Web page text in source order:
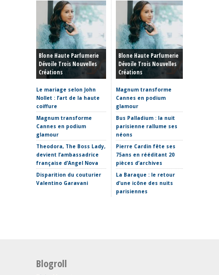
Blone Haute Parfumerie
Dévoile Trois Nouvelles
Créations
Le mariage selon John
Nollet : l’art de la haute
coiffure
Magnum transforme
Cannes en podium
glamour
Theodora, The Boss Lady,
devient l’ambassadrice
française d’Angel Nova
Disparition du couturier
Valentino Garavani
Blone Haute Parfumerie
Dévoile Trois Nouvelles
Créations
Magnum transforme
Cannes en podium
glamour
Bus Palladium : la nuit
parisienne rallume ses
néons
Pierre Cardin fête ses
75ans en rééditant 20
pièces d’archives
La Baraque : le retour
d’une icône des nuits
parisiennes
Blogroll